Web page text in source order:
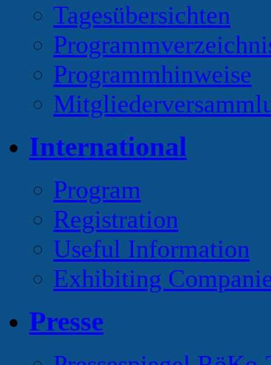
Tagesübersichten
Programmhinweise
International
Program
Registration
Useful Information
Exhibiting
Presse